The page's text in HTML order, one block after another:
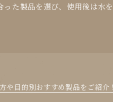
た製品を選び、使用後は水
や目的別おすすめ製品をご紹